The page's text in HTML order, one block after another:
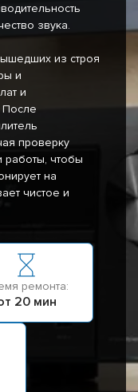
звука.
из строя
и
и
После
проверку
работы, чтобы
на
чистое и
ремонта:
20 мин